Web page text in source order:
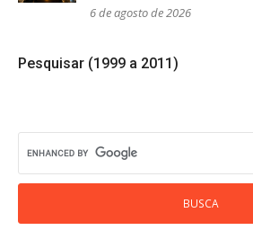
6 de agosto de 2026
Pesquisar (1999 a 2011)